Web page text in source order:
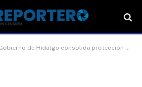
de Hidalgo consolida protección efectiva y real para niñas, niños y adolescentes